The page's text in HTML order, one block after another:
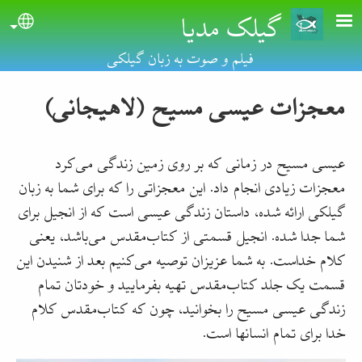
Skip to main contentگیلک مدیا
فیلم و صوت به زبان گیلکی
معجزات عیسی مسیح (لاهیجانی)‏
عیسی مسیح در زمانی که بر روی زمین زندگی می‌کرد
معجزات زیادی انجام داد. این معجزاتی را که برای شما به زبان
گیلکی ارائه شده، داستان زندگی عیسی است که از انجیل برای
شما جدا شده. انجیل قسمتی از کتاب‌مقدس می‌باشد، یعنی
کلام خداست. به شما عزیزان توصیه می‌کنیم بعد از شنیدن این
قسمت یک جلد کتاب‌مقدس تهیه بفرمایید و خودتان تمام
زندگی عیسی مسیح را بخوانید، چون که کتاب‌مقدس کلام
خدا برای تمام انسانها است.